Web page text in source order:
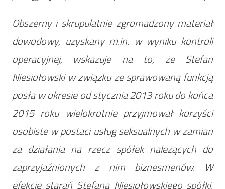
Obszerny i skrupulatnie zgromadzony materiał
dowodowy, uzyskany m.in. w wyniku kontroli
operacyjnej, wskazuje na to, że Stefan
Niesiołowski w związku ze sprawowaną funkcją
posła w okresie od stycznia 2013 roku do końca
2015 roku wielokrotnie przyjmował korzyści
osobiste w postaci usług seksualnych w zamian
za działania na rzecz spółek należących do
zaprzyjaźnionych z nim biznesmenów. W
efekcie starań Stefana Niesiołowskiego spółki,